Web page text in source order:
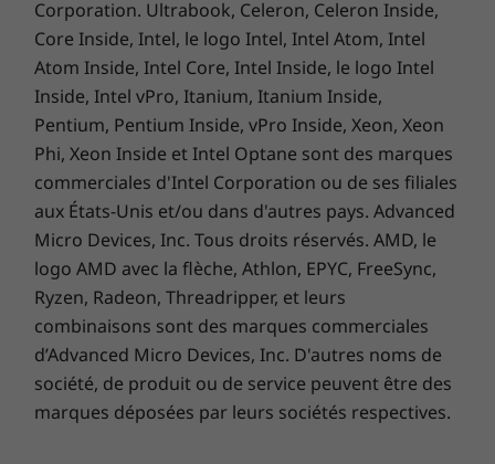
Design moderne pour une grande
tranquillité d’esprit
Le Yoga AIO 7 a maintenant une base plus
petite pour offrir plus d’espace sur le bureau et
les bords de son écran sont plus fins pour une
même sensation d’espace quand vous passez
d’un écran à un autre. La caméra infrarouge 5
Mpx vous montre sous un meilleur jour lors de
visioconférences, de streaming en direct ou de
blogs vidéo, et vous connecte à votre PC en
quelques secondes via la reconnaissance
faciale. De plus, vous pouvez fermer
l’obturateur intégré à la webcam pour une
confidentialité totale.
Corporation. Ultrabook, Celeron, Celeron Inside,
Core Inside, Intel, le logo Intel, Intel Atom, Intel
Atom Inside, Intel Core, Intel Inside, le logo Intel
Inside, Intel vPro, Itanium, Itanium Inside,
Pentium, Pentium Inside, vPro Inside, Xeon, Xeon
Phi, Xeon Inside et Intel Optane sont des marques
commerciales d'Intel Corporation ou de ses filiales
aux États-Unis et/ou dans d'autres pays. Advanced
Micro Devices, Inc. Tous droits réservés. AMD, le
logo AMD avec la flèche, Athlon, EPYC, FreeSync,
Ryzen, Radeon, Threadripper, et leurs
combinaisons sont des marques commerciales
d’Advanced Micro Devices, Inc. D'autres noms de
société, de produit ou de service peuvent être des
marques déposées par leurs sociétés respectives.